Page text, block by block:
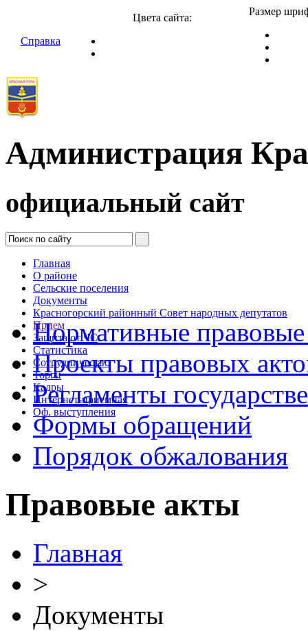
Справка
Цвета сайта:
Размер
Администрация
официальный сайт
Главная
О районе
Сельские поселения
Документы
Красногорский районный Совет народных депутатов
Прием
Защита от ЧС
Статистика
Сотрудничество
Торги
Кадры
Интернет-приемная
Оф. выступления
Нормативные
Проекты правовых
Регламенты
Формы обращений
Порядок обжалования
Правовые акты
Главная
>
Документы